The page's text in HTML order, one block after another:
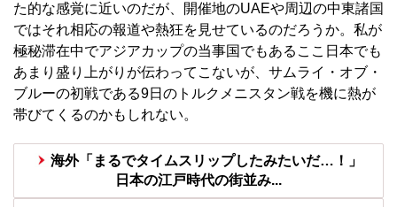
た的な感覚に近いのだが、開催地のUAEや周辺の中東諸国
ではそれ相応の報道や熱狂を見せているのだろうか。私が
極秘滞在中でアジアカップの当事国でもあるここ日本でも
あまり盛り上がりが伝わってこないが、サムライ・オブ・
ブルーの初戦である9日のトルクメニスタン戦を機に熱が
帯びてくるのかもしれない。
海外「まるでタイムスリップしたみたいだ…！」
日本の江戸時代の街並み...